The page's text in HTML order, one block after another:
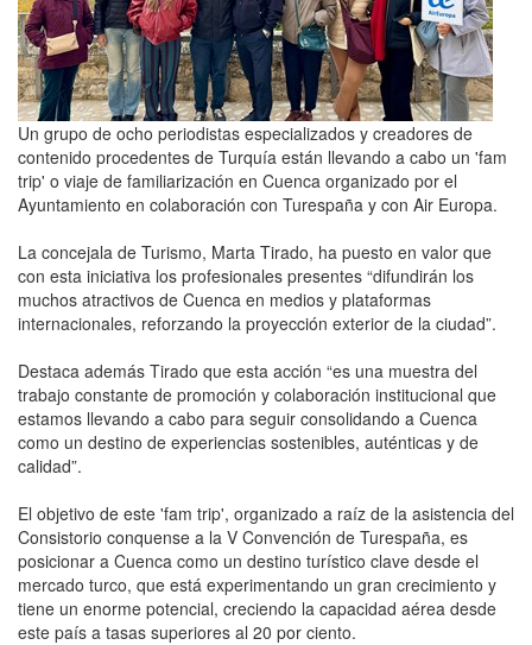
Un grupo de ocho periodistas especializados y creadores de
contenido procedentes de Turquía están llevando a cabo un 'fam
trip' o viaje de familiarización en Cuenca organizado por el
Ayuntamiento en colaboración con Turespaña y con Air Europa.
La concejala de Turismo, Marta Tirado, ha puesto en valor que
con esta iniciativa los profesionales presentes “difundirán los
muchos atractivos de Cuenca en medios y plataformas
internacionales, reforzando la proyección exterior de la ciudad”.
Destaca además Tirado que esta acción “es una muestra del
trabajo constante de promoción y colaboración institucional que
estamos llevando a cabo para seguir consolidando a Cuenca
como un destino de experiencias sostenibles, auténticas y de
calidad”.
El objetivo de este 'fam trip', organizado a raíz de la asistencia del
Consistorio conquense a la V Convención de Turespaña, es
posicionar a Cuenca como un destino turístico clave desde el
mercado turco, que está experimentando un gran crecimiento y
tiene un enorme potencial, creciendo la capacidad aérea desde
este país a tasas superiores al 20 por ciento.